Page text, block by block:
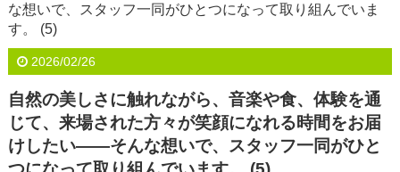
な想いで、スタッフ一同がひとつになって取り組んでいま
す。 (5)
2026/02/26
自然の美しさに触れながら、音楽や食、体験を通
じて、来場された方々が笑顔になれる時間をお届
けしたい――そんな想いで、スタッフ一同がひと